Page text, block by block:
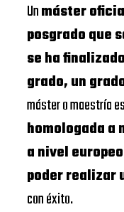
Unmáster
posgrado que
se ha
grado, un
máster o maestría
homologada a
a nivel europeo
poder realizar
con éxito.